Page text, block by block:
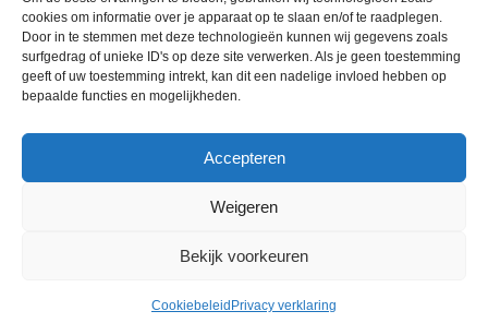
cookies om informatie over je apparaat op te slaan en/of te raadplegen.
Door in te stemmen met deze technologieën kunnen wij gegevens zoals
surfgedrag of unieke ID's op deze site verwerken. Als je geen toestemming
geeft of uw toestemming intrekt, kan dit een nadelige invloed hebben op
bepaalde functies en mogelijkheden.
Accepteren
Weigeren
Bekijk voorkeuren
Cookiebeleid Privacy verklaring
Terug
naar
boven
RTV SLOS
RTV SLOS ANBI